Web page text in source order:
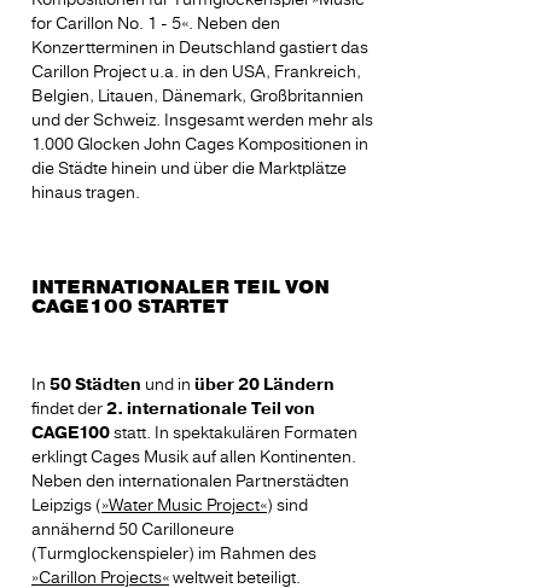
for Carillon No. 1 - 5«. Neben den
Konzertterminen in Deutschland gastiert das
Carillon Project u.a. in den USA, Frankreich,
Belgien, Litauen, Dänemark, Großbritannien
und der Schweiz. Insgesamt werden mehr als
1.000 Glocken John Cages Kompositionen in
die Städte hinein und über die Marktplätze
hinaus tragen.
INTERNATIONALER TEIL VON
CAGE100 STARTET
In 50 Städten und in über 20 Ländern
findet der 2. internationale Teil von
CAGE100 statt. In spektakulären Formaten
erklingt Cages Musik auf allen Kontinenten.
Neben den internationalen Partnerstädten
Leipzigs ( »Water Music Project«) sind
annähernd 50 Carilloneure
(Turmglockenspieler) im Rahmen des
»Carillon Projects« weltweit beteiligt.